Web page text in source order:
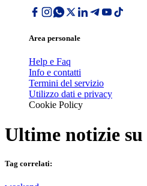
Area personale
Help e Faq
Info e contatti
Termini del servizio
Utilizzo dati e privacy
Cookie Policy
Ultime notizie su
Tag correlati: